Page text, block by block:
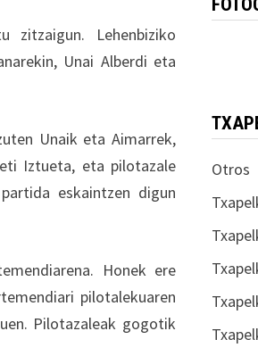
zitzaigun. Lehenbiziko
Unai Alberdi eta
Unaik eta Aimarrek,
Iztueta, eta pilotazale
eskaintzen digun
Honek ere
pilotalekuaren
Pilotazaleak gogotik
Otros